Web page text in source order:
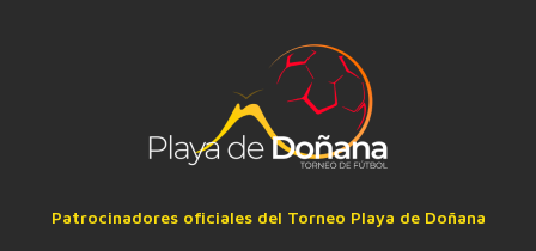
Patrocinadores oficiales del Torneo Playa de Doñana